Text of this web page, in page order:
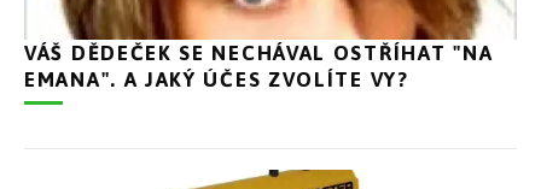
VÁŠ DĚDEČEK SE NECHÁVAL OSTŘÍHAT "NA
EMANA". A JAKÝ ÚČES ZVOLÍTE VY?